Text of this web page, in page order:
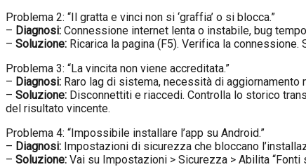
Problema 2: “Il gratta e vinci non si ‘graffia’ o si blocca.”
– Diagnosi: Connessione internet lenta o instabile, bug
– Soluzione: Ricarica la pagina (F5). Verifica la
Problema 3: “La vincita non viene accreditata.”
– Diagnosi: Raro lag di sistema, necessità di aggiornamento
– Soluzione: Disconnettiti e riaccedi. Controlla lo storico
del risultato vincente.
Problema 4: “Impossibile installare l’app su Android.”
– Diagnosi: Impostazioni di sicurezza che bloccano
– Soluzione: Vai su Impostazioni > Sicurezza > Abilita